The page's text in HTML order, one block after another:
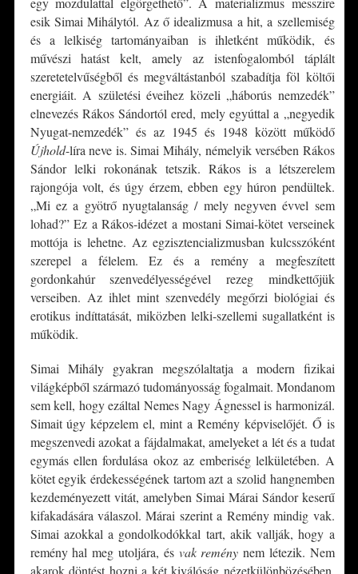
esik Simai Mihálytól. Az ő idealizmusa a hit, a szellemiség
és a lelkiség tartományaiban is ihletként működik, és
művészi hatást kelt, amely az istenfogalomból táplált
szeretetelvűségből és megváltástanból szabadítja föl költői
energiáit. A születési éveihez közeli „háborús nemzedék”
elnevezés Rákos Sándortól ered, mely egyúttal a „negyedik
Nyugat-nemzedék” és az 1945 és 1948 között működő
Újhold-líra neve is. Simai Mihály, némelyik versében Rákos
Sándor lelki rokonának tetszik. Rákos is a létszerelem
rajongója volt, és úgy érzem, ebben egy húron pendültek.
„Mi ez a gyötrő nyugtalanság / mely negyven évvel sem
lohad?” Ez a Rákos-idézet a mostani Simai-kötet verseinek
mottója is lehetne. Az egzisztencializmusban kulcsszóként
szerepel a félelem. Ez és a remény a megfeszített
gordonkahúr szenvedélyességével rezeg mindkettőjük
verseiben. Az ihlet mint szenvedély megőrzi biológiai és
erotikus indíttatását, miközben lelki-szellemi sugallatként is
működik.
Simai Mihály gyakran megszólaltatja a modern fizikai
világképből származó tudományosság fogalmait. Mondanom
sem kell, hogy ezáltal Nemes Nagy Ágnessel is harmonizál.
Simait úgy képzelem el, mint a Remény képviselőjét. Ő is
megszenvedi azokat a fájdalmakat, amelyeket a lét és a tudat
egymás ellen fordulása okoz az emberiség lelkületében. A
kötet egyik érdekességének tartom azt a szolid hangnemben
kezdeményezett vitát, amelyben Simai Márai Sándor keserű
kifakadására válaszol. Márai szerint a Remény mindig vak.
Simai azokkal a gondolkodókkal tart, akik vallják, hogy a
remény hal meg utoljára, és vak remény nem létezik. Nem
akarok döntést hozni a két kiválóság nézetkülönbözésében,